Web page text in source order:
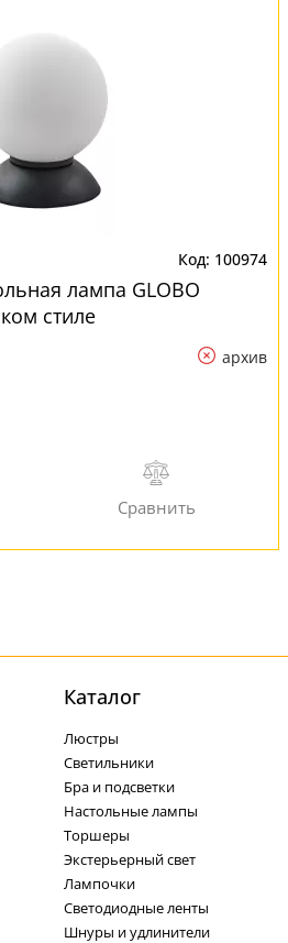
100974
лампа GLOBO
стиле
архив
Каталог
Люстры
Светильники
Бра и подсветки
Настольные лампы
Торшеры
Экстерьерный свет
Лампочки
Светодиодные ленты
Шнуры и удлинители